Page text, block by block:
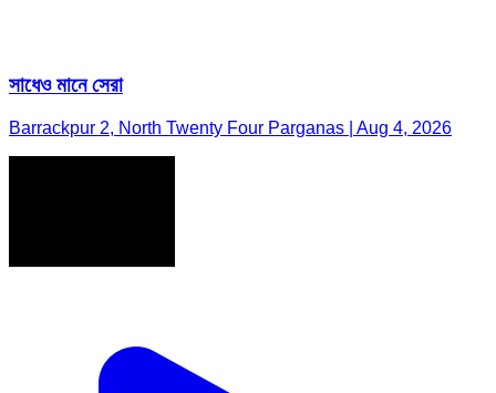
সাধেও মানে সেরা
Barrackpur 2, North Twenty Four Parganas | Aug 4, 2026